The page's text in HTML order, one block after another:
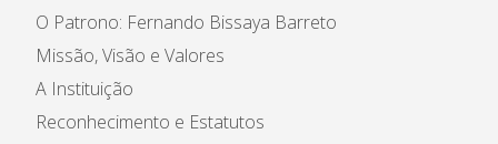
O Patrono: Fernando Bissaya Barreto
Missão, Visão e Valores
A Instituição
Reconhecimento e Estatutos